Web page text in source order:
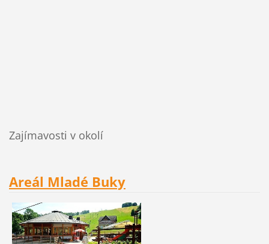
Zajímavosti v okolí
Areál Mladé Buky